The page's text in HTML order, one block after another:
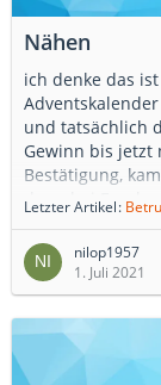
Nähen
ich denke das
und tatsächlich
Gewinn bis jetzt
Bestätigung,
dann bei
da, keiner hat
Hefte bestellt,
das Gefühl, das
Letzter Artikel
nilop1957
1. Juli 2021